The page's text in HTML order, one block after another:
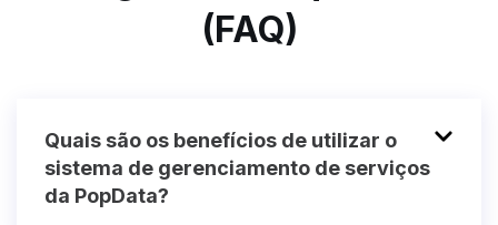
(FAQ)
Quais são os benefícios de utilizar o
sistema de gerenciamento de serviços
da PopData?